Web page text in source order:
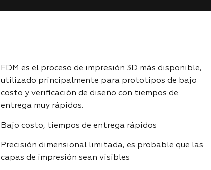
FDM es el proceso de impresión 3D más disponible,
utilizado principalmente para prototipos de bajo
costo y verificación de diseño con tiempos de
entrega muy rápidos.
Bajo costo, tiempos de entrega rápidos
Precisión dimensional limitada, es probable que las
capas de impresión sean visibles